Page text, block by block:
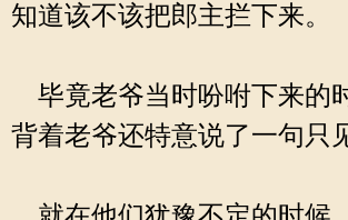
知道该不该把郎主拦下来。
毕竟老爷当时吩咐下来的
背着老爷还特意说了一句只